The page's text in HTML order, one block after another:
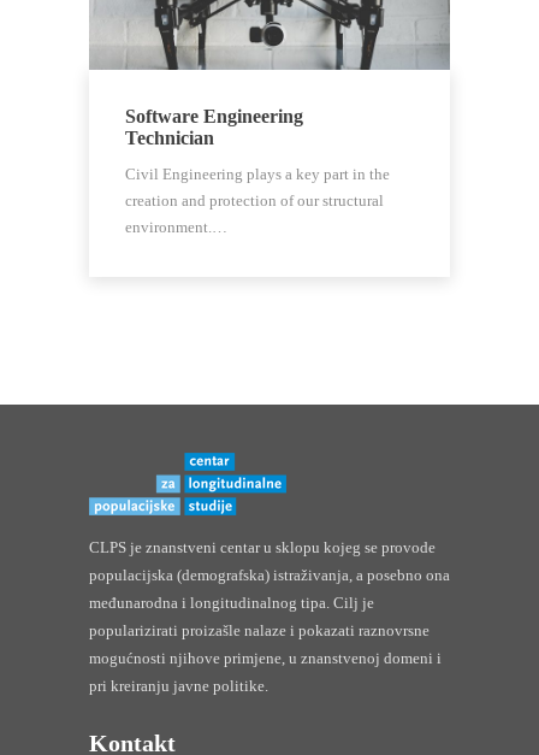
Software Engineering
Technician
Civil Engineering plays a key part in the
creation and protection of our structural
environment.…
CLPS je znanstveni centar u sklopu kojeg se provode
populacijska (demografska) istraživanja, a posebno ona
međunarodna i longitudinalnog tipa. Cilj je
popularizirati proizašle nalaze i pokazati raznovrsne
mogućnosti njihove primjene, u znanstvenoj domeni i
pri kreiranju javne politike.
Kontakt